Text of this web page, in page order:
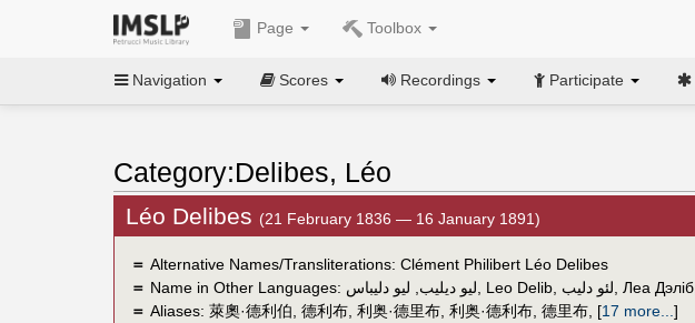
Page Toolbox
Navigation Scores Recordings Participate
Category:Delibes, Léo
Léo Delibes (21 February 1836 — 16 January 1891)
＝ Alternative Names/Transliterations: Clément Philibert Léo Delibes
＝ Name in Other Languages: ليو ديليب ليو دليباس Leo Delib, لئو دلیب Леа Дэліб,
＝ Aliases: 萊奧·德利伯 德利布, 利奥·德里布, 利奥·德利布, 德里布, [17 more... ]